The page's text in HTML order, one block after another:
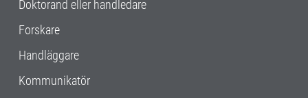
Doktorand eller handledare
Forskare
Handläggare
Kommunikatör